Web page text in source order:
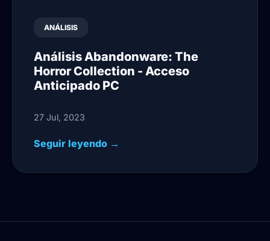
ANÁLISIS
Análisis Abandonware: The
Horror Collection - Acceso
Anticipado PC
27 Jul, 2023
Seguir leyendo →